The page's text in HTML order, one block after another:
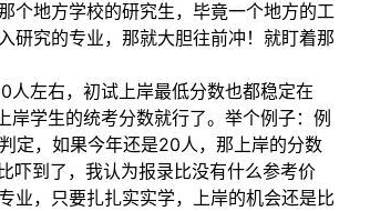
个地方学校的研究生，毕竟一个地方的工
研究的专业，那就大胆往前冲！就盯着那
左右，初试上岸最低分数也都稳定在
学生的统考分数就行了。举个例子：例
定，如果今年还是20人，那上岸的分数
吓到了，我认为报录比没有什么参考价
业，只要扎扎实实学，上岸的机会还是比